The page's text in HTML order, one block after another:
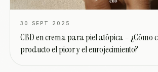
30 SEPT 2025
CBD en crema para piel atópica – ¿Cómo
producto el picor y el enrojecimiento?